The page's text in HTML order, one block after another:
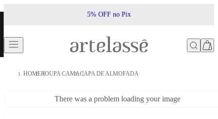
5% OFF no Pix
HOMEROUPA CAMACAPA DE ALMOFADA
There was a problem loading your image